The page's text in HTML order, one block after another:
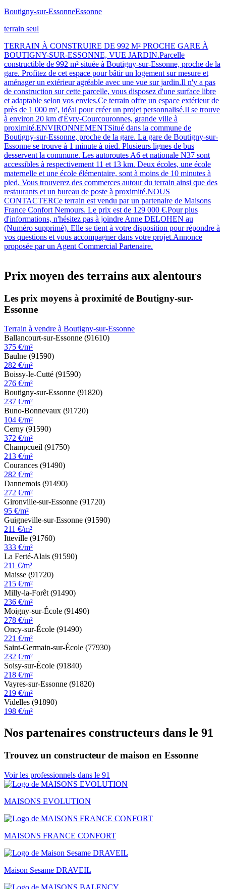
Boutigny-sur-EssonneEssonne
terrain seul
TERRAIN À CONSTRUIRE DE 992 M² PROCHE GARE À
BOUTIGNY-SUR-ESSONNE, VUE JARDIN.Parcelle
constructible de 992 m² située à Boutigny-sur-Essonne, proche de la
gare. Profitez de cet espace pour bâtir un logement sur mesure et
aménager un extérieur agréable avec une vue sur jardin.Il n'y a pas
de construction sur cette parcelle, vous disposez d'une surface libre
et adaptable selon vos envies.Ce terrain offre un espace extérieur de
près de 1 000 m², idéal pour créer un projet personnalisé.Il se trouve
à environ 20 km d'Évry-Courcouronnes, grande ville à
proximité.ENVIRONNEMENTSitué dans la commune de
Boutigny-sur-Essonne, proche de la gare. La gare de Boutigny-sur-
Essonne se trouve à 1 minute à pied. Plusieurs lignes de bus
desservent la commune. Les autoroutes A6 et nationale N37 sont
accessibles à respectivement 11 et 13 km. Deux écoles, une école
maternelle et une école élémentaire, sont à moins de 10 minutes à
pied. Vous trouverez des commerces autour du terrain ainsi que des
restaurants et un bureau de poste à proximité.NOUS
CONTACTERCe terrain est vendu par un partenaire de Maisons
France Confort Nemours. Le prix est de 129 000 €.Pour plus
d'informations, n'hésitez pas à joindre Anne DELOHEN au
(Numéro supprimé). Elle se tient à votre disposition pour répondre à
vos questions et vous accompagner dans votre projet.Annonce
proposée par un Agent Commercial Partenaire.
Prix moyen des terrains aux alentours
Les prix moyens à proximité de Boutigny-sur-
Essonne
Terrain à vendre à Boutigny-sur-Essonne
Ballancourt-sur-Essonne (91610)
375 €/m²
Baulne (91590)
282 €/m²
Boissy-le-Cutté (91590)
276 €/m²
Boutigny-sur-Essonne (91820)
237 €/m²
Buno-Bonnevaux (91720)
104 €/m²
Cerny (91590)
372 €/m²
Champcueil (91750)
213 €/m²
Courances (91490)
282 €/m²
Dannemois (91490)
272 €/m²
Gironville-sur-Essonne (91720)
95 €/m²
Guigneville-sur-Essonne (91590)
211 €/m²
Itteville (91760)
333 €/m²
La Ferté-Alais (91590)
211 €/m²
Maisse (91720)
215 €/m²
Milly-la-Forêt (91490)
236 €/m²
Moigny-sur-École (91490)
278 €/m²
Oncy-sur-École (91490)
221 €/m²
Saint-Germain-sur-École (77930)
232 €/m²
Soisy-sur-École (91840)
218 €/m²
Vayres-sur-Essonne (91820)
219 €/m²
Videlles (91890)
198 €/m²
Nos partenaires constructeurs dans le 91
Trouvez un constructeur de maison en Essonne
Voir les professionnels dans le 91
MAISONS EVOLUTION
MAISONS FRANCE CONFORT
Maison Sesame DRAVEIL